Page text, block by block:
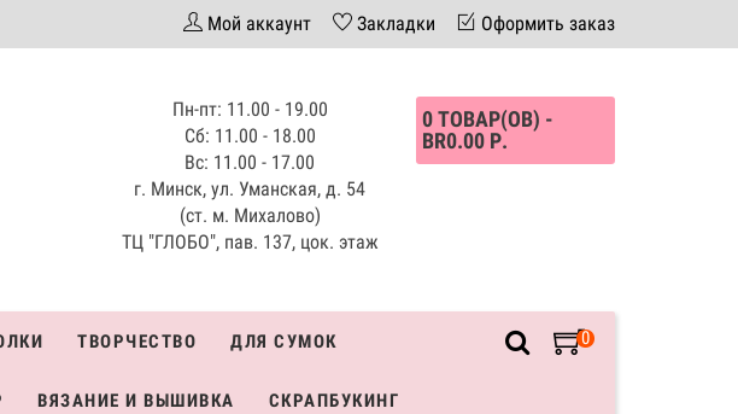
Мой аккаунт Закладки Оформить заказ
Пн-пт: 11.00 - 19.00
Сб: 11.00 - 18.00
Вс: 11.00 - 17.00
г. Минск, ул. Уманская, д. 54
(ст. м. Михалово)
ТЦ "ГЛОБО", пав. 137, цок. этаж
0 ТОВАР(ОВ) -
BR0.00 Р.
0
ТВОРЧЕСТВО ДЛЯ СУМОК
ВЯЗАНИЕ И ВЫШИВКА СКРАПБУКИНГ